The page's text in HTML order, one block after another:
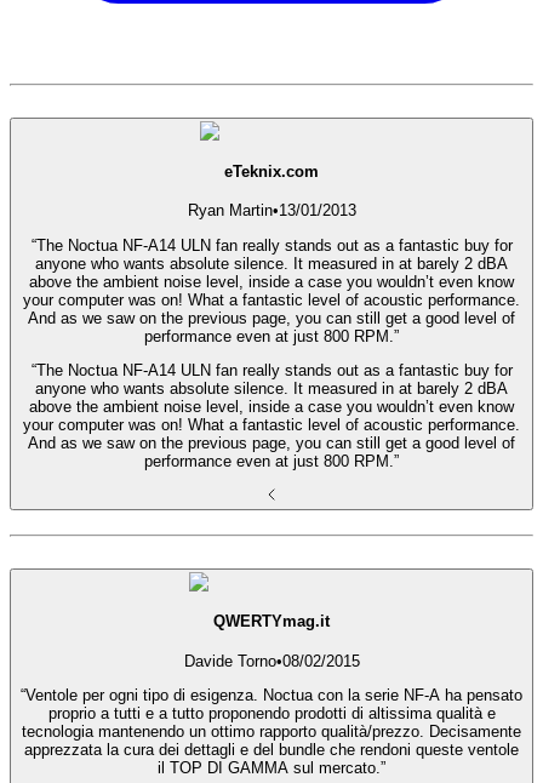
eTeknix.com
Ryan Martin•13/01/2013
“The Noctua NF-A14 ULN fan really stands out as a fantastic buy for
anyone who wants absolute silence. It measured in at barely 2 dBA
above the ambient noise level, inside a case you wouldn’t even know
your computer was on! What a fantastic level of acoustic performance.
And as we saw on the previous page, you can still get a good level of
performance even at just 800 RPM.”
“The Noctua NF-A14 ULN fan really stands out as a fantastic buy for
anyone who wants absolute silence. It measured in at barely 2 dBA
above the ambient noise level, inside a case you wouldn’t even know
your computer was on! What a fantastic level of acoustic performance.
And as we saw on the previous page, you can still get a good level of
performance even at just 800 RPM.”
QWERTYmag.it
Davide Torno•08/02/2015
“Ventole per ogni tipo di esigenza. Noctua con la serie NF-A ha pensato
proprio a tutti e a tutto proponendo prodotti di altissima qualità e
tecnologia mantenendo un ottimo rapporto qualità/prezzo. Decisamente
apprezzata la cura dei dettagli e del bundle che rendoni queste ventole
il TOP DI GAMMA sul mercato.”